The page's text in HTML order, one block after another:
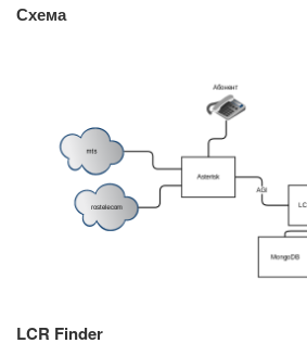
Схема
LCR Finder